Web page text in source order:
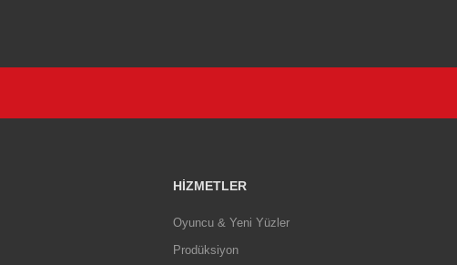
HIZMETLER
Oyuncu & Yeni Yüzler
Prodüksiyon